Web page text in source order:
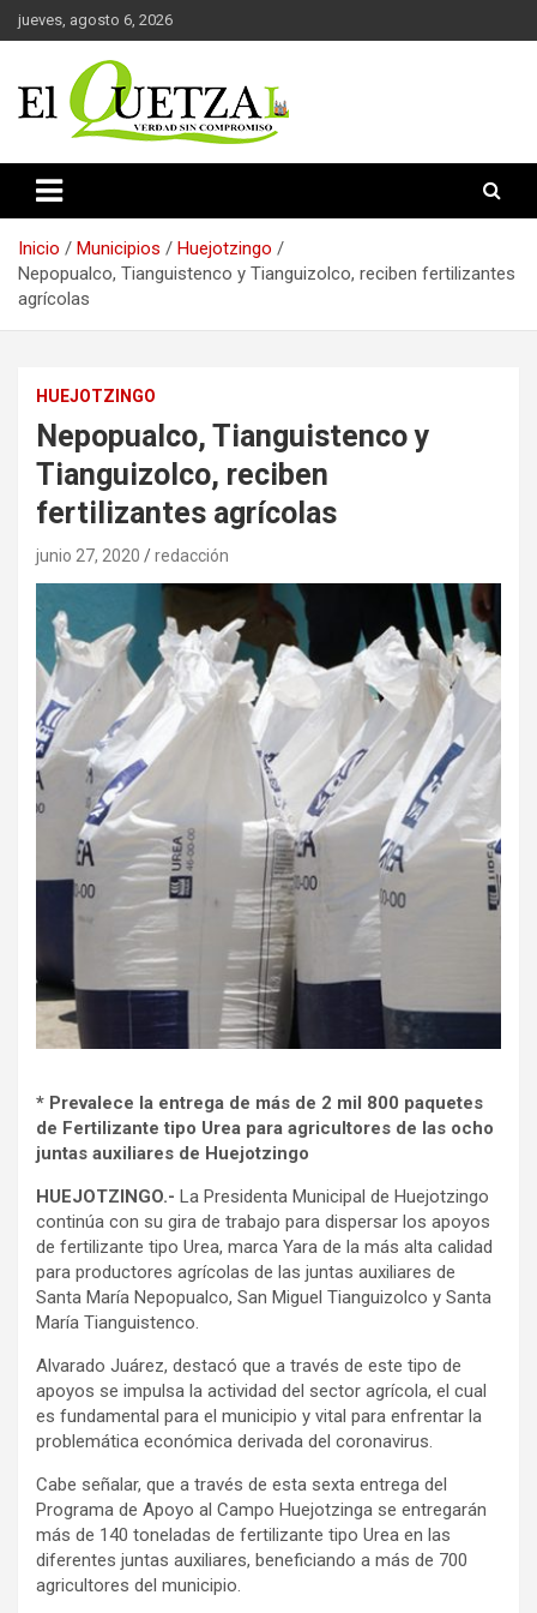
Saltar
al
jueves, agosto 6, 2026
El Quetzal de Cholula
Inicio Municipios
Huejotzingo
Nepopualco, Tianguistenco y Tianguizolco, reciben fertilizantes
agrícolas
HUEJOTZINGO
Nepopualco, Tianguistenco y
Tianguizolco, reciben
fertilizantes agrícolas
junio 27, 2020 redacción
* Prevalece la entrega de más de 2 mil 800 paquetes
de Fertilizante tipo Urea para agricultores de las ocho
juntas auxiliares de Huejotzingo
HUEJOTZINGO.- La Presidenta Municipal de Huejotzingo
continúa con su gira de trabajo para dispersar los apoyos
de fertilizante tipo Urea, marca Yara de la más alta calidad
para productores agrícolas de las juntas auxiliares de
Santa María Nepopualco, San Miguel Tianguizolco y Santa
María Tianguistenco.
Alvarado Juárez, destacó que a través de este tipo de
apoyos se impulsa la actividad del sector agrícola, el cual
es fundamental para el municipio y vital para enfrentar la
problemática económica derivada del coronavirus.
Cabe señalar, que a través de esta sexta entrega del
Programa de Apoyo al Campo Huejotzinga se entregarán
más de 140 toneladas de fertilizante tipo Urea en las
diferentes juntas auxiliares, beneficiando a más de 700
agricultores del municipio.